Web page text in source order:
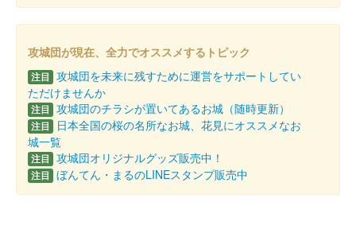
厩橋城 御城印 NETSUGEN夏祭り限定版
配布終了
100枚限定
厩橋城（前橋城） 御城印
学校書道部直書き版
販売終了
攻城団が現在、全力でオススメするトピック
注目 攻城団を未来に残すために運営をサポートしてい
ただけませんか
注目 攻城団のチラシが置いてあるお城（随時更新）
注目
日本全国の桜の名所なお城、花見にオススメなお
城一覧
注目 攻城団オリジナルグッズ販売中！
注目 ぼんてん・まるのLINEスタンプ販売中